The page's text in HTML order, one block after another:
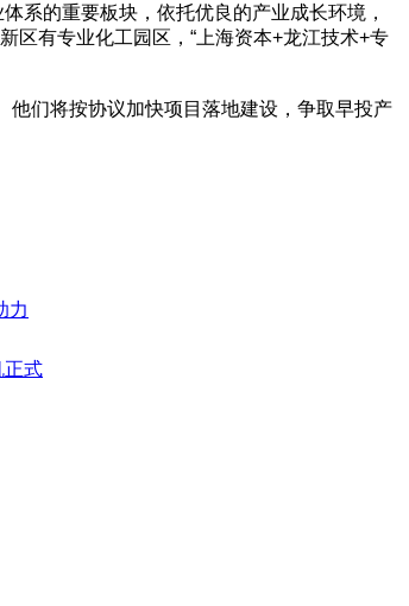
系的重要板块，依托优良的产业成长环境，
区有专业化工园区，“上海资本+龙江技术+专
们将按协议加快项目落地建设，争取早投产
力
正式